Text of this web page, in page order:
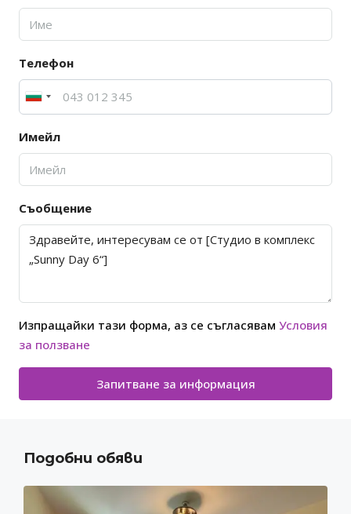
Телефон
Имейл
Съобщение
Изпращайки тази форма, аз се съгласявам Условия
за ползване
Запитване за информация
Подобни обяви